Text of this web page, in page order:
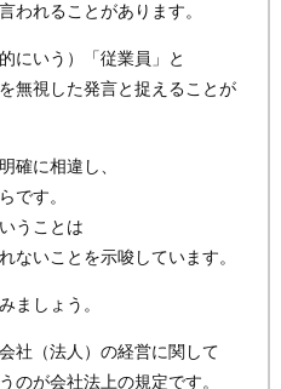
われることがあります。
にいう）「従業員」と
無視した発言と捉えることが
確に相違し、
です。
うことは
ないことを示唆しています。
ましょう。
社（法人）の経営に関して
のが会社法上の規定です。